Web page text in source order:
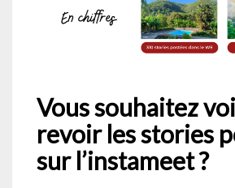
Vous souhaitez
revoir les stories
sur l’instameet ?